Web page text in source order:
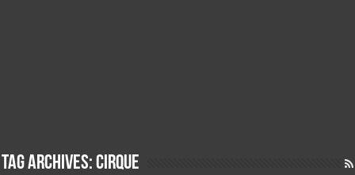
Tag Archives:cirque